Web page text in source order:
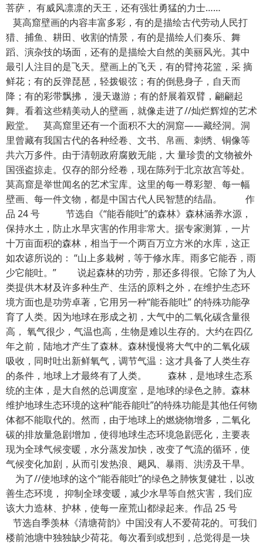
菩萨， 有威风凛凛的天王，还有强壮勇猛的力士……
莫高窟壁画的内容丰富多彩，有的是描绘古代劳动人民打
猎、捕鱼、耕田、收割的情景，有的是描绘人们奏乐、舞
蹈、演杂技的场面，还有的是描绘大自然的美丽风光。其中
最引人注目的是飞天。壁画上的飞天，有的臂挎花篮，采 摘
鲜花；有的反弹琵琶，轻拨银弦；有的倒悬身子，自天而
降；有的彩带飘拂， 漫天遨游；有的舒展着双臂，翩翩起
舞。看着这些精美动人的壁画，就像走进了//灿烂辉煌的艺术
殿堂。 莫高窟里还有一个面积不大的洞窟——藏经洞。洞
里曾藏有我国古代的各种经卷、文书、帛画、刺绣、铜像等
共六万多件。由于清朝政府腐败无能，大 量珍贵的文物被外
国强盗掠走。仅存的部分经卷，现在陈列于北京故宫等处。
莫高窟是举世闻名的艺术宝库。这里的每一尊彩塑、每一幅
壁画、每一件文物，都是中国古代人民智慧的结晶。 作
品 24 号 节选自《“能吞能吐”的森林》森林涵养水源，
保持水土，防止水旱灾害的作用非常大。据专家测算，一片
十万亩面积的森林，相当于一个两百万立方米的水库，这正
如农谚所说的： “山上多栽树，等于修水库。雨多它能吞，雨
少它能吐。” 说起森林的功劳，那还多得很。它除了为人
类提供木材及许多种生产、生活的原料之外，在维护生态环
境方面也是功劳卓著，它用另一种“能吞能吐” 的特殊功能孕
育了人类。因为地球在形成之初，大气中的二氧化碳含量很
高， 氧气很少，气温也高，生物是难以生存的。大约在四亿
年之前，陆地才产生了森林。森林慢慢将大气中的二氧化碳
吸收，同时吐出新鲜氧气，调节气温：这才具备了人类生存
的条件，地球上才最终有了人类。 森林，是地球生态系
统的主体，是大自然的总调度室，是地球的绿色之肺。森林
维护地球生态环境的这种“能吞能吐”的特殊功能是其他任何物
体都不能取代的。然而，由于地球上的燃烧物增多，二氧化
碳的排放量急剧增加，使得地球生态环境急剧恶化，主要表
现为全球气候变暖，水分蒸发加快，改变了气流的循环，使
气候变化加剧，从而引发热浪、飓风、暴雨、洪涝及干旱。
为了//使地球的这个“能吞能吐”的绿色之肺恢复健壮，以改
善生态环境， 抑制全球变暖，减少水旱等自然灾害，我们应
该大力造林、护林，使每一座荒山都绿起来。作品 25 号
节选自季羡林《清塘荷韵》中国没有人不爱荷花的。可我们
楼前池塘中独独缺少荷花。每次看到或想到，总觉得是一块